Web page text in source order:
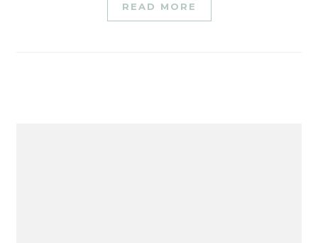
READ MORE